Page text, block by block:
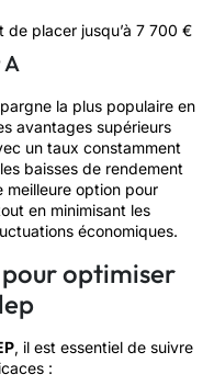
placer jusqu’à 7 700 €
A
la plus populaire en
avantages supérieurs
un taux constamment
baisses de rendement
meilleure option pour
en minimisant les
économiques.
optimiser
, il est essentiel de suivre
: